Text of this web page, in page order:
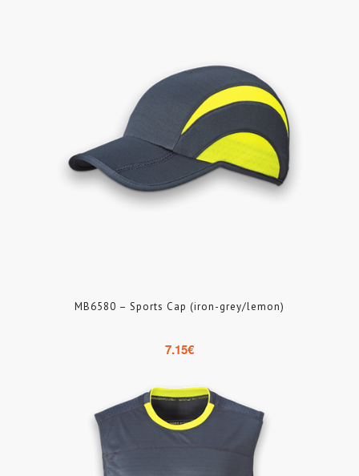
MB6580 – Sports Cap (iron-grey/lemon)
7.15€